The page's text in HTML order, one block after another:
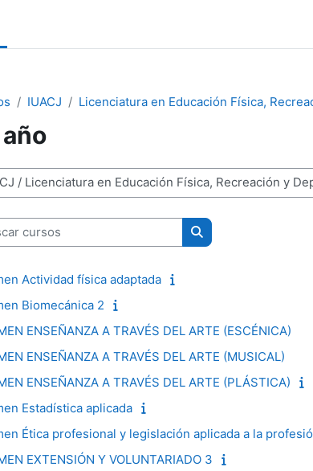
IUACJ Licenciatura en Educación Física,
cursos
Buscar cursos
Actividad física adaptada
Biomecánica 2
ENSEÑANZA A TRAVÉS DEL ARTE (ESCÉNICA)
ENSEÑANZA A TRAVÉS DEL ARTE (MUSICAL)
ENSEÑANZA A TRAVÉS DEL ARTE (PLÁSTICA)
Estadística aplicada
Ética profesional y legislación aplicada a la
EXTENSIÓN Y VOLUNTARIADO 3